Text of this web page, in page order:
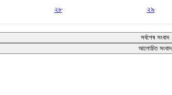
২৮ ২৯
সর্বশেষ সংবাদ
আলোচিত সংবাদ